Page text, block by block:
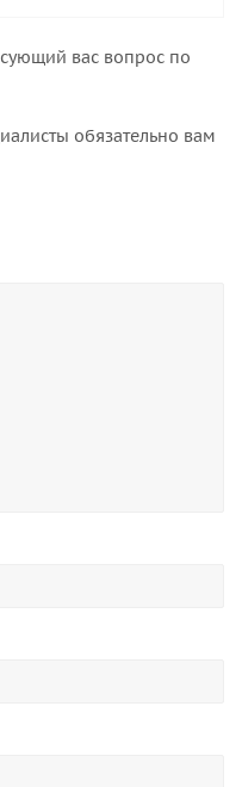
вас вопрос по
обязательно вам